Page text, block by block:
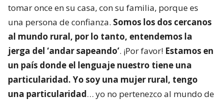
tomar once en su casa, con su familia, porque es
una persona de confianza. Somos los dos cercanos
al mundo rural, por lo tanto, entendemos la
jerga del ‘andar sapeando’. ¡Por favor! Estamos en
un país donde el lenguaje nuestro tiene una
particularidad. Yo soy una mujer rural, tengo
una particularidad… yo no pertenezco al mundo de